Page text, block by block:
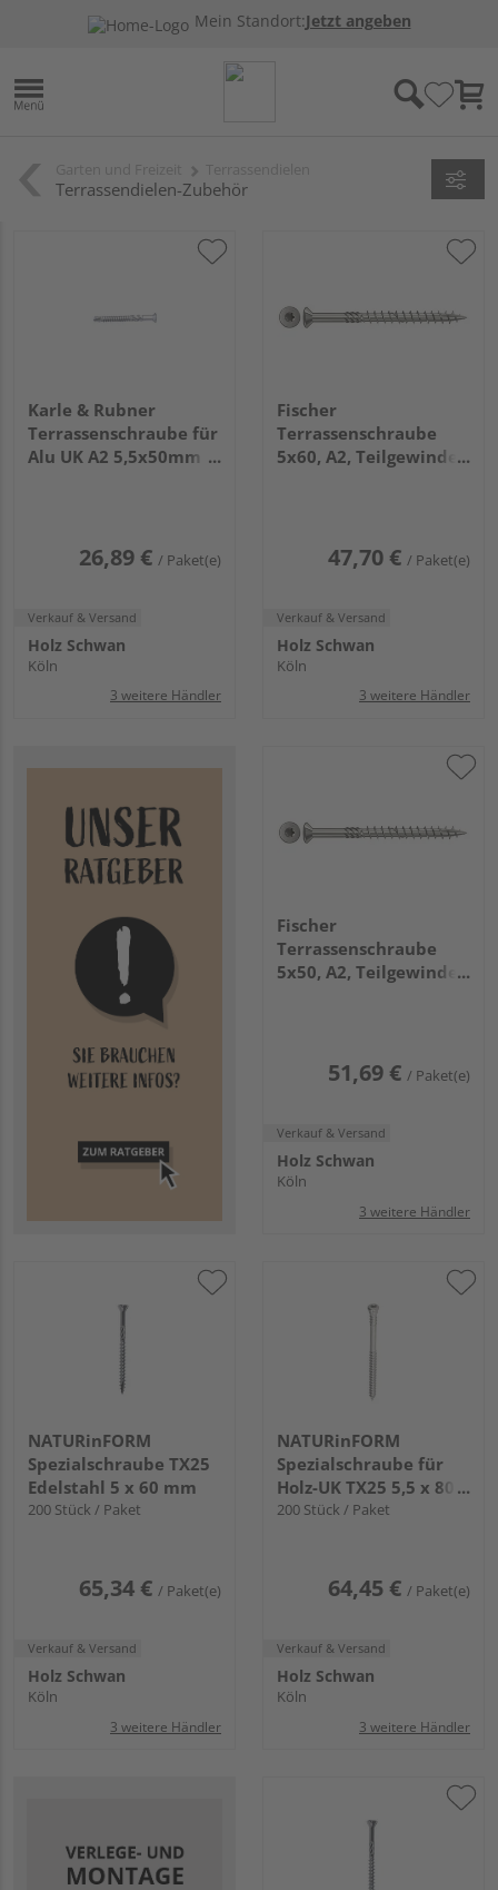
Mein Standort:Jetzt angeben
Terrassendielen-Zubehör
Karle & Rubner
Terrassenschraube für
Alu UK A2 5,5x50mm
26,89 € / Paket(e)
Verkauf & Versand
Holz Schwan
Köln
3 weitere Händler
Fischer
Terrassenschraube
5x60, A2, Teilgewinde,
47,70 € / Paket(e)
Verkauf & Versand
Holz Schwan
Köln
3 weitere Händler
Fischer
Terrassenschraube
5x50, A2, Teilgewinde,
51,69 € / Paket(e)
Verkauf & Versand
Holz Schwan
Köln
3 weitere Händler
NATURinFORM
Spezialschraube TX25
Edelstahl 5 x 60 mm
200 Stück / Paket
65,34 € / Paket(e)
Verkauf & Versand
Holz Schwan
Köln
3 weitere Händler
NATURinFORM
Spezialschraube für
Holz-UK TX25 5,5 x 80
mm
200 Stück / Paket
64,45 € / Paket(e)
Verkauf & Versand
Holz Schwan
Köln
3 weitere Händler